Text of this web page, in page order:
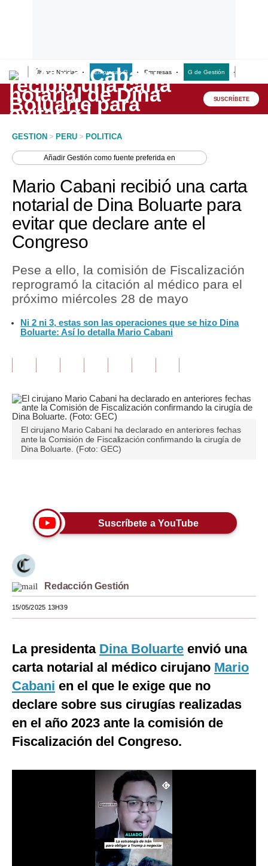
Últimas Noticias Empresas G Empresas G de Gestión
Lo último
Peru Quiosco
Economía
Mercados
Perú
Política
Tu Dinero
Inmobiliarias
Editorial
Pregunta de hoy
Viajes
Moda
Estilos
México
España
Tecnología
Club del Suscriptor
Mix
SUSCRÍBETE
GESTION > PERU > POLITICA
AñadirGestión como fuente preferida en
Mario Cabani recibió una carta
notarial de Dina Boluarte para
evitar que declare ante el
Congreso
Pese a ello, la comisión de Fiscalización
reprogramó la citación al médico para el
próximo miércoles 28 de mayo
Ni 2 ni 3, estas son las operaciones que se hizo Dina
Boluarte: Así lo detalla Mario Cabani
El cirujano Mario Cabani ha declarado en anteriores fechas
ante la Comisión de Fiscalización confirmando la cirugía de
Dina Boluarte. (Foto: GEC)
Suscríbete a YouTube
Redacción Gestión
15/05/2025 13H39
La presidenta Dina Boluarte envió una
carta notarial al médico cirujano Mario
Cabani en el que le exige que no
declare sobre sus cirugías realizadas
en el año 2023 ante la comisión de
Fiscalización del Congreso.